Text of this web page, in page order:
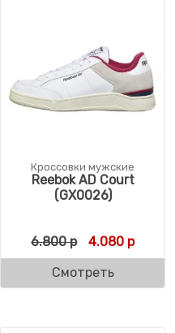
цена составляла 8.770 р.
цена: 4.820 р.
Кроссовки мужские
Reebok AD Court
(GX0026)
6.800р 4.080 р
Смотреть